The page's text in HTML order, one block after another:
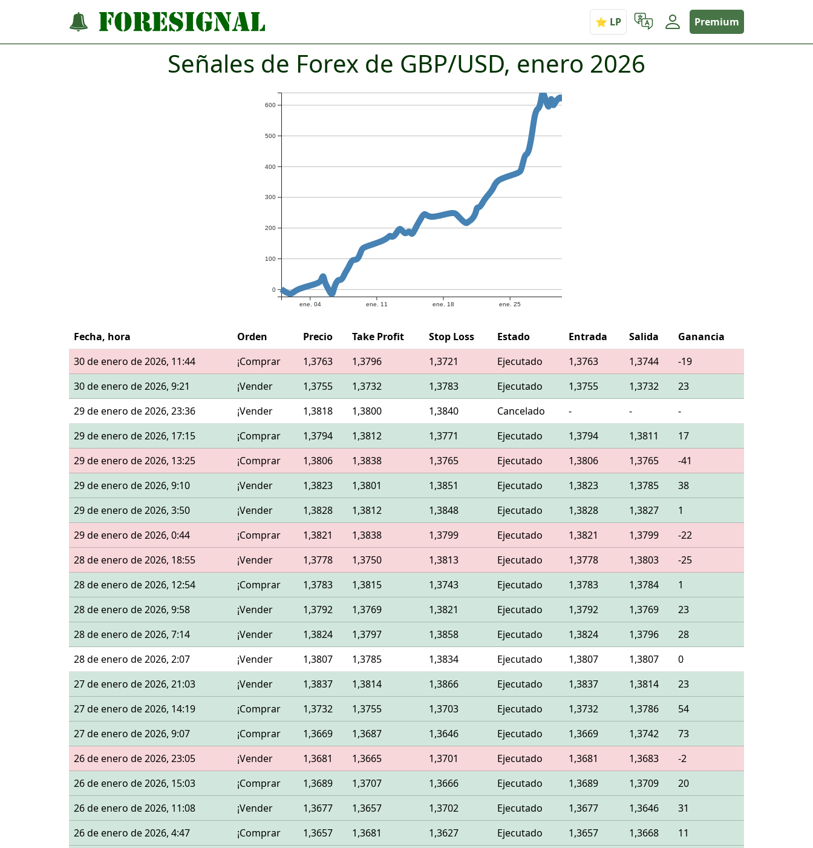
Premium
Señales de Forex de GBP/USD, enero 2026
ene. 04 ene. 11 ene. 18 ene. 25
0
100
200
300
400
500
600
Fecha, hora Orden Precio Take Profit Stop Loss Estado Entrada Salida
Ganancia
30 de enero de 2026, 11:44
¡Comprar 1,3763 1,3796 1,3721 Ejecutado 1,3763 1,3744
-19
30 de enero de 2026, 9:21
¡Vender 1,3755 1,3732 1,3783 Ejecutado 1,3755 1,3732
23
29 de enero de 2026, 23:36
¡Vender 1,3818 1,3800 1,3840 Cancelado - -
-
29 de enero de 2026, 17:15
¡Comprar 1,3794 1,3812 1,3771 Ejecutado 1,3794 1,3811
17
29 de enero de 2026, 13:25
¡Comprar 1,3806 1,3838 1,3765 Ejecutado 1,3806 1,3765
-41
29 de enero de 2026, 9:10
¡Vender 1,3823 1,3801 1,3851 Ejecutado 1,3823 1,3785
38
29 de enero de 2026, 3:50
¡Vender 1,3828 1,3812 1,3848 Ejecutado 1,3828 1,3827
1
29 de enero de 2026, 0:44
¡Comprar 1,3821 1,3838 1,3799 Ejecutado 1,3821 1,3799
-22
28 de enero de 2026, 18:55
¡Vender 1,3778 1,3750 1,3813 Ejecutado 1,3778 1,3803
-25
28 de enero de 2026, 12:54
¡Comprar 1,3783 1,3815 1,3743 Ejecutado 1,3783 1,3784
1
28 de enero de 2026, 9:58
¡Vender 1,3792 1,3769 1,3821 Ejecutado 1,3792 1,3769
23
28 de enero de 2026, 7:14
¡Vender 1,3824 1,3797 1,3858 Ejecutado 1,3824 1,3796
28
28 de enero de 2026, 2:07
¡Vender 1,3807 1,3785 1,3834 Ejecutado 1,3807 1,3807
0
27 de enero de 2026, 21:03
¡Vender 1,3837 1,3814 1,3866 Ejecutado 1,3837 1,3814
23
27 de enero de 2026, 14:19
¡Comprar 1,3732 1,3755 1,3703 Ejecutado 1,3732 1,3786
54
27 de enero de 2026, 9:07
¡Comprar 1,3669 1,3687 1,3646 Ejecutado 1,3669 1,3742
73
26 de enero de 2026, 23:05
¡Vender 1,3681 1,3665 1,3701 Ejecutado 1,3681 1,3683
-2
26 de enero de 2026, 15:03
¡Comprar 1,3689 1,3707 1,3666 Ejecutado 1,3689 1,3709
20
26 de enero de 2026, 11:08
¡Vender 1,3677 1,3657 1,3702 Ejecutado 1,3677 1,3646
31
26 de enero de 2026, 4:47
¡Comprar 1,3657 1,3681 1,3627 Ejecutado 1,3657 1,3668
11